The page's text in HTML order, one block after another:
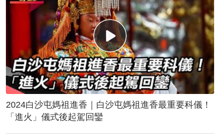
2024白沙屯媽祖進香｜白沙屯媽祖進香最重要科儀！
「進火」儀式後起駕回鑾